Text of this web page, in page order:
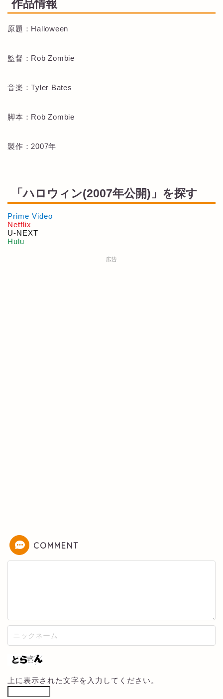
作品情報
原題：Halloween
監督：Rob Zombie
音楽：Tyler Bates
脚本：Rob Zombie
製作：2007年
「ハロウィン(2007年公開)」を探す
Prime Video
Netflix
U-NEXT
Hulu
広告
COMMENT
上に表示された文字を入力してください。